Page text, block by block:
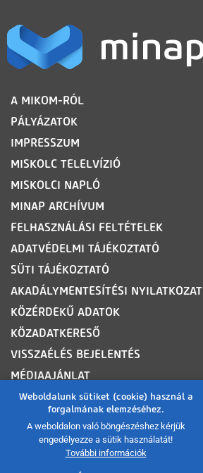
Weboldalunk sütiket (cookie) használ a
forgalmának elemzéséhez.
A weboldalon való böngészéshez kérjük
engedélyezze a sütik használatát!
További információk
LÁBLÉC
A MIKOM-RÓL
PÁLYÁZATOK
IMPRESSZUM
MISKOLC TELELVÍZIÓ
MISKOLCI NAPLÓ
MINAP ARCHÍVUM
FELHASZNÁLÁSI FELTÉTELEK
ADATVÉDELMI TÁJÉKOZTATÓ
SÜTI TÁJÉKOZTATÓ
AKADÁLYMENTESÍTÉSI NYILATKOZAT
KÖZÉRDEKŰ ADATOK
KÖZADATKERESŐ
VISSZAÉLÉS BEJELENTÉS
MÉDIAAJÁNLAT
OLDALTÉRKÉP
ROVATOK